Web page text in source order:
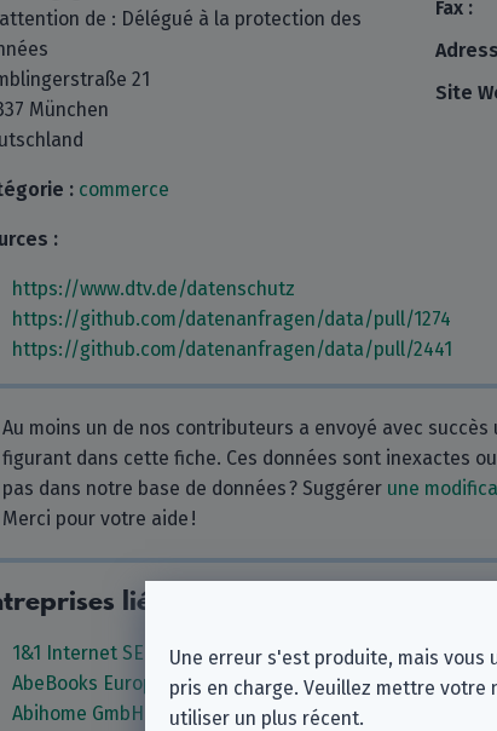
de : Délégué à la protection des
21
München
Fax :
Site
: commerce
:
https://www.dtv.de/datenschutz
https://github.com/datenanfragen/data/pull/1274
https://github.com/datenanfragen/data/pull/2441
Au moins un de nos contributeurs a envoyé avec
figurant dans cette fiche. Ces données sont inexactes
pas dans notre base de données ? Suggérer une
Merci pour votre aide !
liées
1&1 Internet SE
AbeBooks Europe GmbH
Abihome GmbH
Une erreur s'est produite, mais vous
pris en charge. Veuillez mettre votre
utiliser un plus récent.